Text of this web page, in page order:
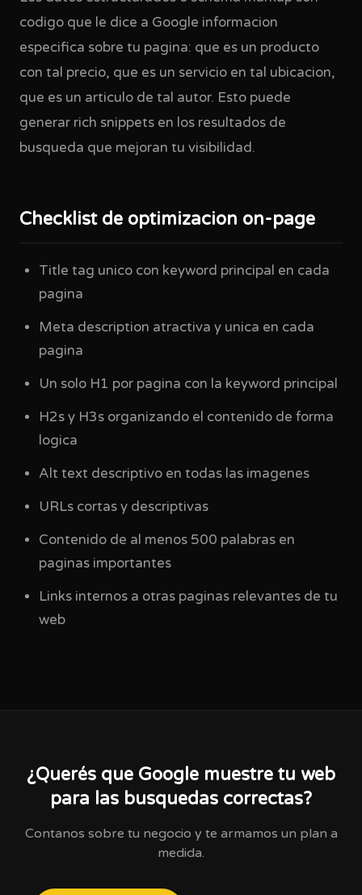
codigo que le dice a Google informacion
especifica sobre tu pagina: que es un producto
con tal precio, que es un servicio en tal ubicacion,
que es un articulo de tal autor. Esto puede
generar rich snippets en los resultados de
busqueda que mejoran tu visibilidad.
Checklist de optimizacion on-page
Title tag unico con keyword principal en cada
pagina
Meta description atractiva y unica en cada
pagina
Un solo H1 por pagina con la keyword principal
H2s y H3s organizando el contenido de forma
logica
Alt text descriptivo en todas las imagenes
URLs cortas y descriptivas
Contenido de al menos 500 palabras en
paginas importantes
Links internos a otras paginas relevantes de tu
web
¿Querés que Google muestre tu web
para las busquedas correctas?
Contanos sobre tu negocio y te armamos un plan a
medida.